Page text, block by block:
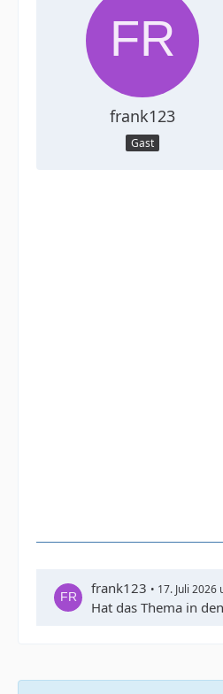
frank123
Gast
frank123 17. Juli 2026
Hat das Thema in